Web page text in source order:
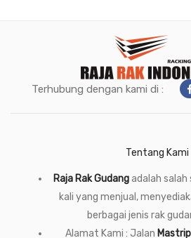
Terhubung dengan kami di :
Tentang Kami
Raja Rak Gudangadalah
kali yang menjual,
berbagai jenis rak
Alamat Kami : Jalan